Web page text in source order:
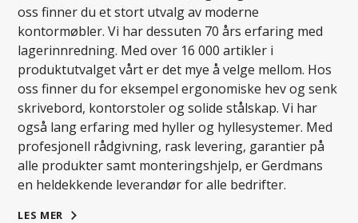
oss finner du et stort utvalg av moderne
kontormøbler. Vi har dessuten 70 års erfaring med
lagerinnredning. Med over 16 000 artikler i
produktutvalget vårt er det mye å velge mellom. Hos
oss finner du for eksempel ergonomiske hev og senk
skrivebord, kontorstoler og solide stålskap. Vi har
også lang erfaring med hyller og hyllesystemer. Med
profesjonell rådgivning, rask levering, garantier på
alle produkter samt monteringshjelp, er Gerdmans
en heldekkende leverandør for alle bedrifter.
LES MER